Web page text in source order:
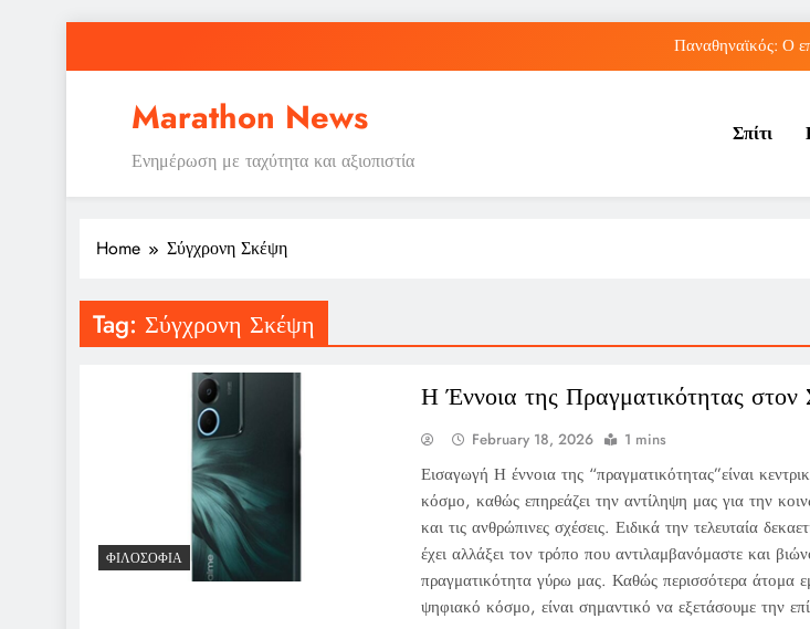
Παναθηναϊκός: Ο
Νέα Κρήτη: Πώς η
Παναθηναϊκός: Ο
Marathon News
Ενημέρωση με ταχύτητα και αξιοπιστία
Σπίτι
Home Σύγχρονη Σκέψη
Tag: Σύγχρονη Σκέψη
ΦΙΛΟΣΟΦΊΑ
Η Έννοια της Πραγματικότητας
February 18, 2026 1 mins
Εισαγωγή Η έννοια της “πραγματικότητας”είναι
κόσμο, καθώς επηρεάζει την αντίληψη μας για την
και τις ανθρώπινες σχέσεις. Ειδικά την τελευταία
έχει αλλάξει τον τρόπο που αντιλαμβανόμαστε και
πραγματικότητα γύρω μας. Καθώς περισσότερα άτομα
ψηφιακό κόσμο, είναι σημαντικό να εξετάσουμε την